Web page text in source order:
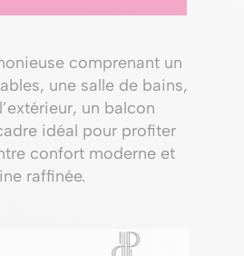
comprenant un
une salle de bains,
un balcon
idéal pour profiter
confort moderne et
raffinée.